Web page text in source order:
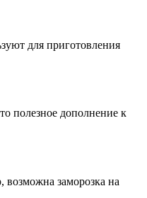
для приготовления
полезное дополнение к
заморозка на